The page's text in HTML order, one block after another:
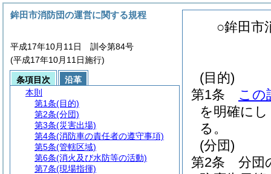
○鉾田市
(目的)
第1条
この
を明確に
る。
(分団)
第2条
分団
鉾田市消防団の運営に関する規程
平成17年10月11日 訓令第84号
(平成17年10月11日施行)
条項目次
沿革
本則
第1条(目的)
第2条(分団)
第3条(災害出場)
第4条(消防車の責任者の遵守事項)
第5条(管轄区域)
第6条(消火及び水防等の活動)
第7条(現場指揮)